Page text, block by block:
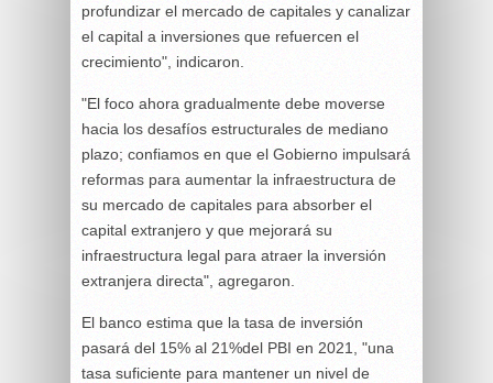
profundizar el mercado de capitales y canalizar
el capital a inversiones que refuercen el
crecimiento", indicaron.
"El foco ahora gradualmente debe moverse
hacia los desafíos estructurales de mediano
plazo; confiamos en que el Gobierno impulsará
reformas para aumentar la infraestructura de
su mercado de capitales para absorber el
capital extranjero y que mejorará su
infraestructura legal para atraer la inversión
extranjera directa", agregaron.
El banco estima que la tasa de inversión
pasará del 15% al 21%del PBI en 2021, "una
tasa suficiente para mantener un nivel de